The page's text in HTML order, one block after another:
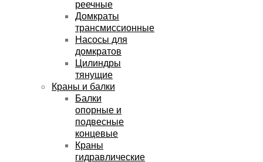
реечные
Домкраты
трансмиссионные
Насосы для
домкратов
Цилиндры
тянущие
Краны и балки
Балки
опорные и
подвесные
концевые
Краны
гидравлические